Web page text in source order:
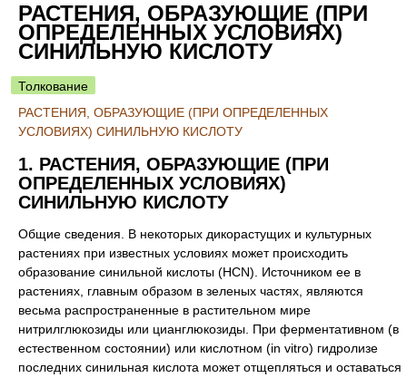
РАСТЕНИЯ, ОБРАЗУЮЩИЕ (ПРИ
ОПРЕДЕЛЕННЫХ УСЛОВИЯХ)
СИНИЛЬНУЮ КИСЛОТУ
Толкование
РАСТЕНИЯ, ОБРАЗУЮЩИЕ (ПРИ ОПРЕДЕЛЕННЫХ
УСЛОВИЯХ) СИНИЛЬНУЮ КИСЛОТУ
1. РАСТЕНИЯ, ОБРАЗУЮЩИЕ (ПРИ
ОПРЕДЕЛЕННЫХ УСЛОВИЯХ)
СИНИЛЬНУЮ КИСЛОТУ
Общие сведения. В некоторых дикорастущих и культурных
растениях при известных условиях может происходить
образование синильной кислоты (HCN). Источником ее в
растениях, главным образом в зеленых частях, являются
весьма распространенные в растительном мире
нитрилглюкозиды или цианглюкозиды. При ферментативном (в
естественном состоянии) или кислотном (in vitro) гидролизе
последних синильная кислота может отщепляться и оставаться